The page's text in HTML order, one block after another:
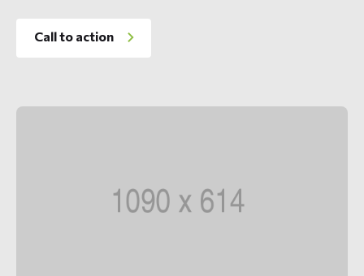
Call to action